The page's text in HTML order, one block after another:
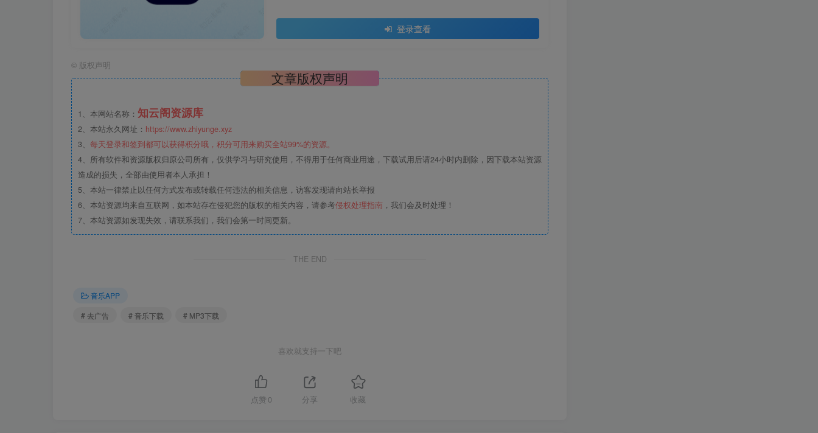
登录查看
© 版权声明
文章版权声明
1、本网站名称： 知云阁资源库
2、本站永久网址： https://www.zhiyunge.xyz
3、 每天登录和签到都可以获得积分哦，积分可用来购买全站99%的资源。
4、所有软件和资源版权归原公司所有，仅供学习与研究使用，不得用于任何商业用途，下载试用后请24小时内删除，因下载本站资源
造成的损失，全部由使用者本人承担！
5、本站一律禁止以任何方式发布或转载任何违法的相关信息，访客发现请向站长举报
6、本站资源均来自互联网，如本站存在侵犯您的版权的相关内容，请参考侵权处理指南 ，我们会及时处理！
7、本站资源如发现失效，请联系我们，我们会第一时间更新。
THE END
音乐APP
# 去广告
# 音乐下载 # MP3下载
喜欢就支持一下吧
点赞 0 分享 收藏